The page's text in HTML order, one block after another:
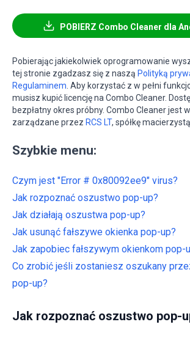
POBIERZ Combo Cleaner dla
Pobierając jakiekolwiek oprogramowanie
tej stronie zgadzasz się z naszą Polityką
Regulaminem . Aby korzystać z w pełni
musisz kupić licencję na Combo Cleaner.
bezpłatny okres próbny. Combo Cleaner jest
zarządzane przez RCS LT, spółkę macierzystą
Szybkie menu:
Czym jest "Error # 0x80092ee9" virus?
Jak rozpoznać oszustwo pop-up?
Jak działają oszustwa pop-up?
Jak usunąć fałszywe okienka pop-up?
Jak zapobiec fałszywym okienkom pop-
Co zrobić jeśli zostaniesz oszukany
pop-up?
Jak rozpoznać oszustwo pop-